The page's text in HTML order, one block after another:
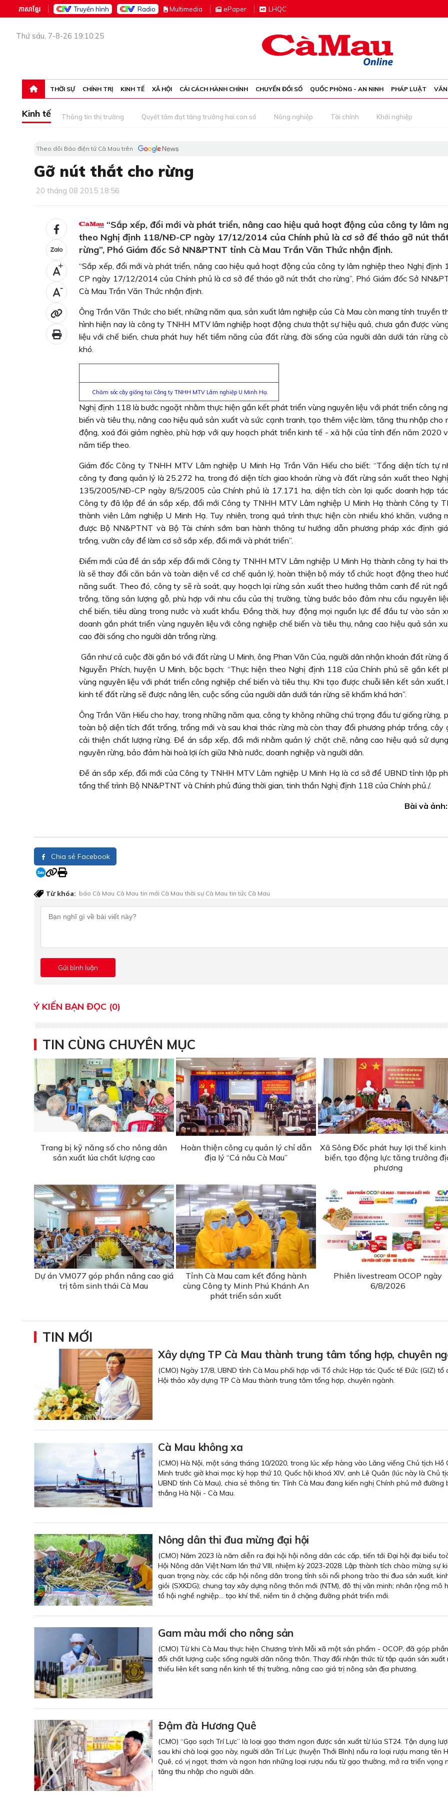
ភាសាខ្មែរ Truyền hình Radio Multimedia ePaper LHQC
Thứ sáu, 7-8-26 19:10:25
THỜI SỰ CHÍNH TRỊ KINH TẾ XÃ HỘI CẢI CÁCH HÀNH CHÍNH CHUYỂN ĐỔI SỐ QUỐC PHÒNG - AN NINH PHÁP LUẬT
Kinh tế Thông tin thị trường Quyết tâm đạt tăng trưởng hai con số Nông nghiệp Tài chính Khởi nghiệp
Theo dõi Báo điện tử Cà Mau trên
Gỡ nút thắt cho rừng
20 tháng 08 2015 18:56
+
-
“Sắp xếp, đổi mới và phát triển, nâng cao hiệu quả hoạt động của công ty lâm
theo Nghị định 118/NÐ-CP ngày 17/12/2014 của Chính phủ là cơ sở để tháo gỡ nút
rừng”, Phó Giám đốc Sở NN&PTNT tỉnh Cà Mau Trần Văn Thức nhận định.
“Sắp xếp, đổi mới và phát triển, nâng cao hiệu quả hoạt động của công ty lâm nghiệp theo Nghị
CP ngày 17/12/2014 của Chính phủ là cơ sở để tháo gỡ nút thắt cho rừng”, Phó Giám đốc Sở
Cà Mau Trần Văn Thức nhận định.
Ông Trần Văn Thức cho biết, những năm qua, sản xuất lâm nghiệp của Cà Mau còn mang tính truyền
hình hiện nay là công ty TNHH MTV lâm nghiệp hoạt động chưa thật sự hiệu quả, chưa gắn được
liệu với chế biến, chưa phát huy hết tiềm năng của đất rừng, đời sống của người dân dưới tán rừng
khó.
Chăm sóc cây giống tại Công ty TNHH MTV Lâm nghiệp U Minh Hạ.
Nghị định 118 là bước ngoặt nhằm thực hiện gắn kết phát triển vùng nguyên liệu với phát triển công
biến và tiêu thụ, nâng cao hiệu quả sản xuất và sức cạnh tranh, tạo thêm việc làm, tăng thu nhập cho
động, xoá đói giảm nghèo, phù hợp với quy hoạch phát triển kinh tế - xã hội của tỉnh đến năm 2020
năm tiếp theo.
Giám đốc Công ty TNHH MTV Lâm nghiệp U Minh Hạ Trần Văn Hiếu cho biết: “Tổng diện tích tự
công ty đang quản lý là 25.272 ha, trong đó diện tích giao khoán rừng và đất rừng sản xuất theo
135/2005/NÐ-CP ngày 8/5/2005 của Chính phủ là 17.171 ha, diện tích còn lại quốc doanh hợp
Công ty đã lập đề án sắp xếp, đổi mới Công ty TNHH MTV Lâm nghiệp U Minh Hạ thành Công ty
thành viên Lâm nghiệp U Minh Hạ. Tuy nhiên, trong quá trình thực hiện còn nhiều khó khăn, vướng
được Bộ NN&PTNT và Bộ Tài chính sớm ban hành thông tư hướng dẫn phương pháp xác định
trồng, vườn cây để làm cơ sở sắp xếp, đổi mới và phát triển”.
Ðiểm mới của đề án sắp xếp đổi mới Công ty TNHH MTV Lâm nghiệp U Minh Hạ thành công ty hai
là sẽ thay đổi căn bản và toàn diện về cơ chế quản lý, hoàn thiện bộ máy tổ chức hoạt động theo
năng suất. Theo đó, công ty sẽ rà soát, quy hoạch lại rừng sản xuất theo hướng thâm canh để rút
trồng, tăng sản lượng gỗ, phù hợp với nhu cầu của thị trường, từng bước bảo đảm nhu cầu nguyên
chế biến, tiêu dùng trong nước và xuất khẩu. Ðồng thời, huy động mọi nguồn lực để đầu tư vào sản
doanh gắn phát triển vùng nguyên liệu với công nghiệp chế biến và tiêu thụ, nâng cao hiệu quả sản
cao đời sống cho người dân trồng rừng.
Gần như cả cuộc đời gắn bó với đất rừng U Minh, ông Phan Văn Của, người dân nhận khoán đất rừng
Nguyễn Phích, huyện U Minh, bộc bạch: “Thực hiện theo Nghị định 118 của Chính phủ sẽ gắn kết
vùng nguyên liệu với phát triển công nghiệp chế biến và tiêu thụ. Khi tạo được chuỗi liên kết sản xuất,
kinh tế đất rừng sẽ được nâng lên, cuộc sống của người dân dưới tán rừng sẽ khấm khá hơn”.
Ông Trần Văn Hiếu cho hay, trong những năm qua, công ty không những chú trọng đầu tư giống rừng,
toàn bộ diện tích đất trống, trồng mới và sau khai thác rừng mà còn thay đổi phương pháp trồng, cây
cải thiện chất lượng rừng. Ðề án sắp xếp, đổi mới nhằm quản lý chặt chẽ, nâng cao hiệu quả sử
nguyên rừng, bảo đảm hài hoà lợi ích giữa Nhà nước, doanh nghiệp và người dân.
Ðề án sắp xếp, đổi mới của Công ty TNHH MTV Lâm nghiệp U Minh Hạ là cơ sở để UBND tỉnh lập
tổng thể trình Bộ NN&PTNT và Chính phủ đúng thời gian, tinh thần Nghị định 118 của Chính phủ./.
Bài và
Chia sẻ Facebook
Từ khóa: báo Cà Mau Cà Mau tin mới Cà Mau thời sự Cà Mau tin tức Cà Mau
Ý KIẾN BẠN ĐỌC (0)
TIN CÙNG CHUYÊN MỤC
Trang bị kỹ năng số cho nông dân
sản xuất lúa chất lượng cao
Hoàn thiện công cụ quản lý chỉ dẫn
địa lý “Cá nâu Cà Mau”
Xã Sông Đốc phát huy lợi thế
biển, tạo động lực tăng trưởng
phương
Dự án VM077 góp phần nâng cao giá
trị tôm sinh thái Cà Mau
Tỉnh Cà Mau cam kết đồng hành
cùng Công ty Minh Phú Khánh An
phát triển sản xuất
Phiên livestream OCOP ngày
6/8/2026
TIN MỚI
Xây dựng TP Cà Mau thành trung tâm tổng hợp, chuyên
(CMO) Ngày 17/8, UBND tỉnh Cà Mau phối hợp với Tổ chức Hợp tác Quốc tế Đức (GIZ) tổ
Hội thảo xây dựng TP Cà Mau thành trung tâm tổng hợp, chuyên ngành.
Cà Mau không xa
(CMO) Hà Nội, một sáng tháng 10/2020, trong lúc xếp hàng vào Lăng viếng Chủ tịch Hồ
Minh trước giờ khai mạc kỳ họp thứ 10, Quốc hội khoá XIV, anh Lê Quân (lúc này là Chủ
UBND tỉnh Cà Mau), chia sẻ thông tin: Tỉnh Cà Mau đang kiến nghị Chính phủ mở đường
thẳng Hà Nội - Cà Mau.
Nông dân thi đua mừng đại hội
(CMO) Năm 2023 là năm diễn ra đại hội hội nông dân các cấp, tiến tới Ðại hội đại biểu
Hội Nông dân Việt Nam lần thứ VIII, nhiệm kỳ 2023-2028. Lập thành tích chào mừng sự
quan trọng này, các cấp hội nông dân trong tỉnh sôi nổi phong trào thi đua sản xuất,
giỏi (SXKDG); chung tay xây dựng nông thôn mới (NTM), đô thị văn minh; nhân rộng mô
tổ hội nghề nghiệp... tạo khí thế, niềm tin ở chặng đường phát triển mới.
Gam màu mới cho nông sản
(CMO) Từ khi Cà Mau thực hiện Chương trình Mỗi xã một sản phẩm - OCOP, đã góp
đổi chất lượng cuộc sống người dân nông thôn. Thay đổi nhận thức từ tập quán sản xuất
thiếu liên kết sang nền kinh tế thị trường, nâng cao giá trị nông sản địa phương.
Ðậm đà Hương Quê
(CMO) “Gạo sạch Trí Lực” là loại gạo thơm ngon được sản xuất từ lúa ST24. Tận dụng
sau khi chà loại gạo này, người dân Trí Lực (huyện Thới Bình) nấu ra loại rượu mang tên
Quê, có vị ngọt, thơm và ngon hơn những loại rượu nấu từ gạo thường, mở ra triển vọng
tăng thu nhập cho người dân.